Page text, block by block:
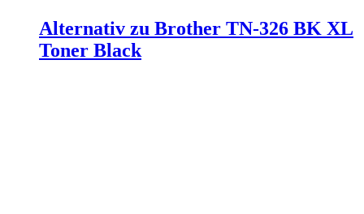
Alternativ zu Brother TN-326 BK XL
Toner Black